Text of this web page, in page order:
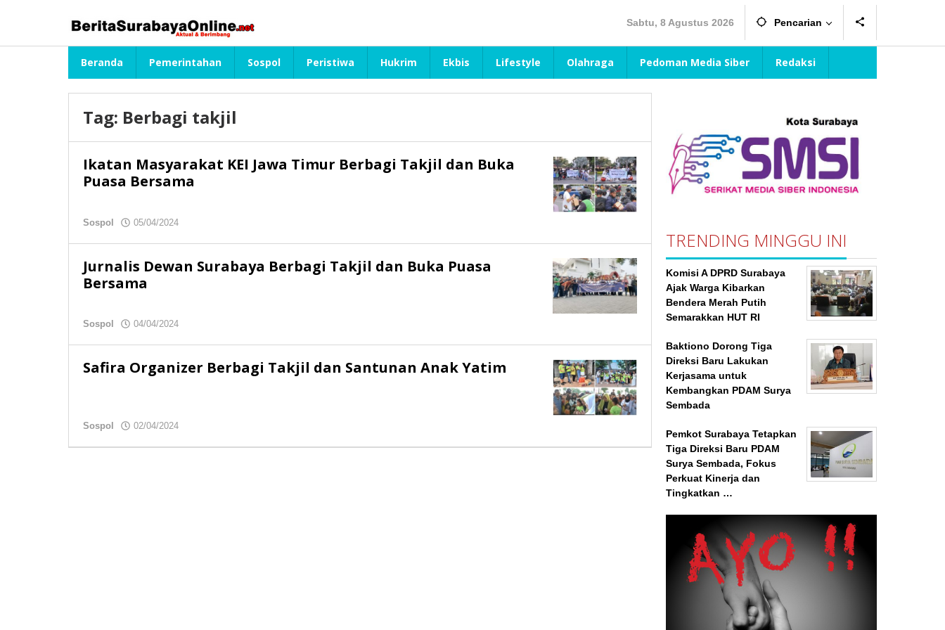
Sabtu, 8 Agustus 2026 Pencarian
Beranda Pemerintahan Sospol Peristiwa Hukrim Ekbis Lifestyle Olahraga Pedoman Media Siber Redaksi
Tag: Berbagi takjil
Ikatan Masyarakat KEI Jawa Timur Berbagi Takjil dan Buka
Puasa Bersama
Sospol 05/04/2024
Jurnalis Dewan Surabaya Berbagi Takjil dan Buka Puasa
Bersama
Sospol 04/04/2024
Safira Organizer Berbagi Takjil dan Santunan Anak Yatim
Sospol 02/04/2024
TRENDING MINGGU INI
Komisi A DPRD Surabaya
Ajak Warga Kibarkan
Bendera Merah Putih
Semarakkan HUT RI
Baktiono Dorong Tiga
Direksi Baru Lakukan
Kerjasama untuk
Kembangkan PDAM Surya
Sembada
Pemkot Surabaya Tetapkan
Tiga Direksi Baru PDAM
Surya Sembada, Fokus
Perkuat Kinerja dan
Tingkatkan …